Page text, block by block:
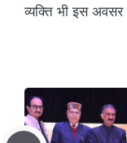
व्यक्ति भी इस